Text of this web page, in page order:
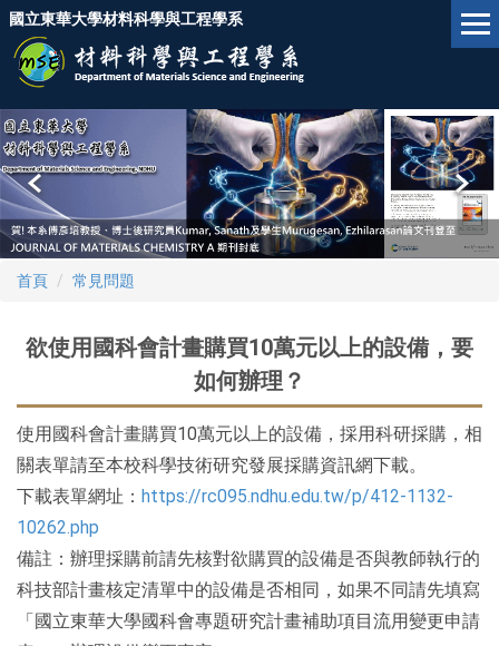
跳
到
主
要
內
容
區
國立東華大學材料科學與工程學系
首頁 常見問題
欲使用國科會計畫購買10萬元以上的設備，要
如何辦理？
使用國科會計畫購買10萬元以上的設備，採用科研採購，相
關表單請至本校科學技術研究發展採購資訊網下載。
下載表單網址： https://rc095.ndhu.edu.tw/p/412-1132-
10262.php
備註：辦理採購前請先核對欲購買的設備是否與教師執行的
科技部計畫核定清單中的設備是否相同，如果不同請先填寫
「國立東華大學國科會專題研究計畫補助項目流用變更申請